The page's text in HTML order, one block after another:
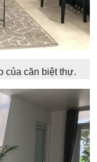
của căn biệt thự.